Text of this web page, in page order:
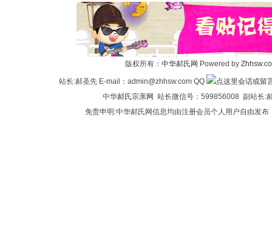
版权所有： 中华郝氏网 Powered by
站长:郝圣先 E-mail：admin@zhhsw.com QQ
中华郝氏宗亲网 站长微信号：599856008 副站长:
免责申明:中华郝氏网信息均由注册会员个人用户自由发